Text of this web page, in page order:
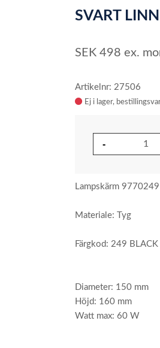
SVART
SEK498 ex.
Artikelnr: 27506
Ej i lager
Lampskärm
Materiale: Tyg
Färgkod: 249 BLACK
Diameter: 150 mm
Höjd: 160 mm
Watt max: 60 W